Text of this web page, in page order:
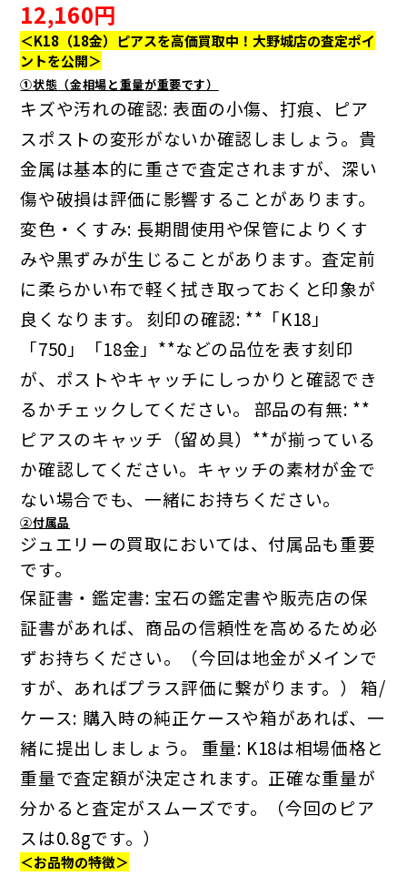
12,160円
＜K18（18金）ピアスを高価買取中！大野城店の査定ポイ
ントを公開＞
①状態（金相場と重量が重要です）
キズや汚れの確認: 表面の小傷、打痕、ピア
スポストの変形がないか確認しましょう。貴
金属は基本的に重さで査定されますが、深い
傷や破損は評価に影響することがあります。
変色・くすみ: 長期間使用や保管によりくす
みや黒ずみが生じることがあります。査定前
に柔らかい布で軽く拭き取っておくと印象が
良くなります。
刻印の確認: **「K18」
「750」「18金」**などの品位を表す刻印
が、ポストやキャッチにしっかりと確認でき
るかチェックしてください。
部品の有無: **
ピアスのキャッチ（留め具）**が揃っている
か確認してください。キャッチの素材が金で
ない場合でも、一緒にお持ちください。
②付属品
ジュエリーの買取においては、付属品も重要
です。
保証書・鑑定書: 宝石の鑑定書や販売店の保
証書があれば、商品の信頼性を高めるため必
ずお持ちください。（今回は地金がメインで
すが、あればプラス評価に繋がります。）
箱/
ケース: 購入時の純正ケースや箱があれば、一
緒に提出しましょう。
重量: K18は相場価格と
重量で査定額が決定されます。正確な重量が
分かると査定がスムーズです。（今回のピア
スは0.8gです。）
＜お品物の特徴＞